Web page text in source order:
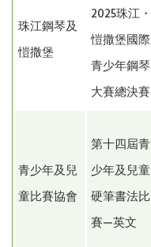
珠江鋼琴及
愷撒堡
2025珠江・
愷撒堡國際
青少年鋼琴
大賽總決賽
青少年及兒
童比賽協會
第十四屆青
少年及兒童
硬筆書法比
賽—英文